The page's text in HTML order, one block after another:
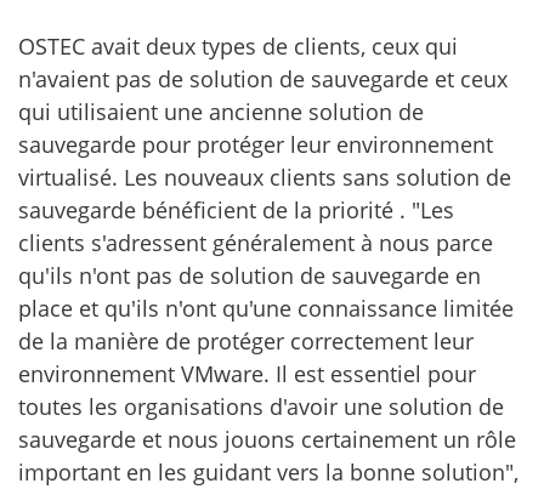
OSTEC avait deux types de clients, ceux qui
n'avaient pas de solution de sauvegarde et ceux
qui utilisaient une ancienne solution de
sauvegarde pour protéger leur environnement
virtualisé. Les nouveaux clients sans solution de
sauvegarde bénéficient de la priorité . "Les
clients s'adressent généralement à nous parce
qu'ils n'ont pas de solution de sauvegarde en
place et qu'ils n'ont qu'une connaissance limitée
de la manière de protéger correctement leur
environnement VMware. Il est essentiel pour
toutes les organisations d'avoir une solution de
sauvegarde et nous jouons certainement un rôle
important en les guidant vers la bonne solution",